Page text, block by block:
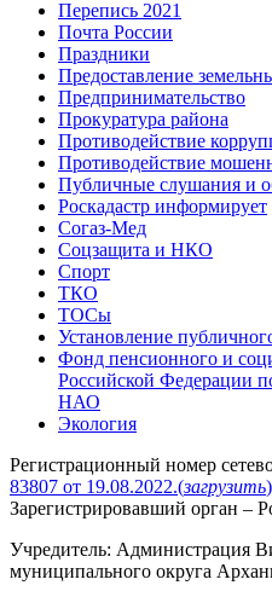
Перепись 2021
Почта России
Праздники
Предоставление
Предпринимательство
Прокуратура района
Противодействие
Противодействие
Публичные слушания и
Роскадастр информирует
Согаз-Мед
Соцзащита и НКО
Спорт
ТКО
ТОСы
Установление
Фонд пенсионного и
Российской Федерации
НАО
Экология
Регистрационный номер
83807 от 19.08.2022.(загрузить)
Зарегистрировавший орган –
Учредитель: Администрация
муниципального округа